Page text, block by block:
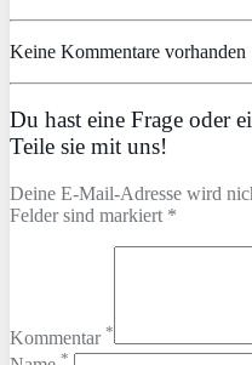
Keine Kommentare vorhanden
Du hast eine Frage oder
Teile sie mit uns!
Deine E-Mail-Adresse wird
Felder sind markiert *
Kommentar *
*